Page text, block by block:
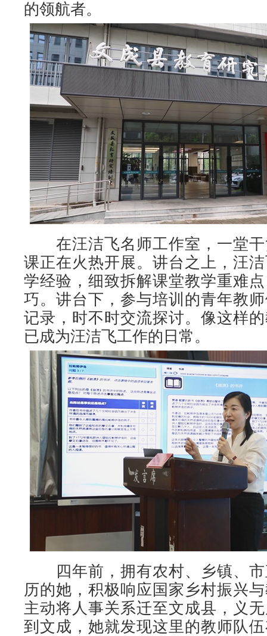
的领航者。
在汪洁飞名师工作室，一堂干
课正在火热开展。讲台之上，汪
学经验，细致拆解课堂教学重难
巧。讲台下，参与培训的青年教
记录，时不时交流探讨。像这样
已成为汪洁飞工作的日常。
四年前，拥有农村、乡镇、市
历的她，积极响应国家乡村振兴
主动将人事关系迁至文成县，义
到文成，她就发现这里的教师队